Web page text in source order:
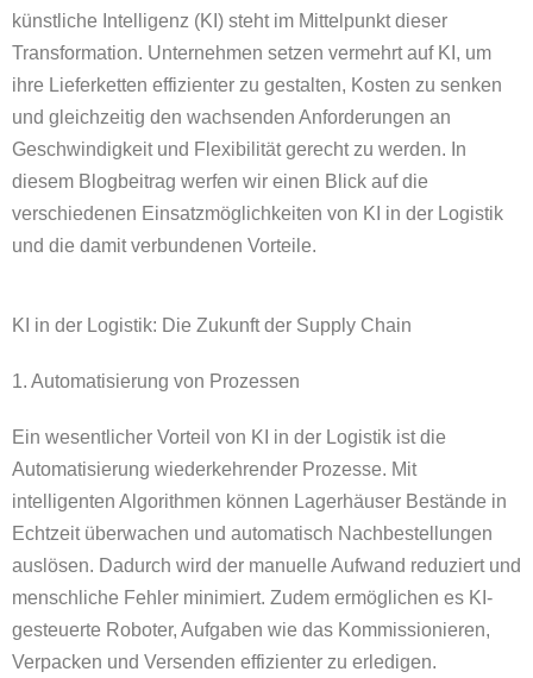
künstliche Intelligenz (KI) steht im Mittelpunkt dieser
Transformation. Unternehmen setzen vermehrt auf KI, um
ihre Lieferketten effizienter zu gestalten, Kosten zu senken
und gleichzeitig den wachsenden Anforderungen an
Geschwindigkeit und Flexibilität gerecht zu werden. In
diesem Blogbeitrag werfen wir einen Blick auf die
verschiedenen Einsatzmöglichkeiten von KI in der Logistik
und die damit verbundenen Vorteile.
KI in der Logistik: Die Zukunft der Supply Chain
1. Automatisierung von Prozessen
Ein wesentlicher Vorteil von KI in der Logistik ist die
Automatisierung wiederkehrender Prozesse. Mit
intelligenten Algorithmen können Lagerhäuser Bestände in
Echtzeit überwachen und automatisch Nachbestellungen
auslösen. Dadurch wird der manuelle Aufwand reduziert und
menschliche Fehler minimiert. Zudem ermöglichen es KI-
gesteuerte Roboter, Aufgaben wie das Kommissionieren,
Verpacken und Versenden effizienter zu erledigen.